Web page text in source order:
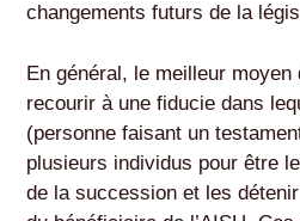
changements futurs de la
En général, le meilleur moyen
recourir à une fiducie dans
(personne faisant un
plusieurs individus pour être
de la succession et les